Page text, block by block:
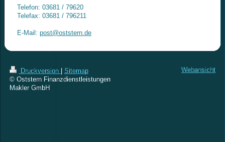
Telefon: 03681 / 79620
Telefax: 03681 / 796211
E-Mail: post@oststern.de
Druckversion
Sitemap
© Oststern Finanzdienstleistungen
Makler GmbH
Webansicht